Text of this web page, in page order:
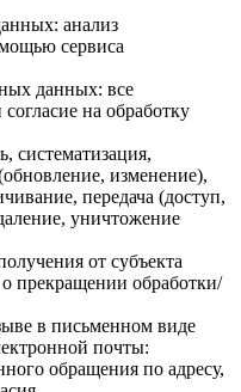
анализ
сервиса
данных: все
на обработку
систематизация,
изменение),
передача (доступ,
уничтожение
от субъекта
прекращении обработки/
в письменном виде
почты:
обращения по адресу,